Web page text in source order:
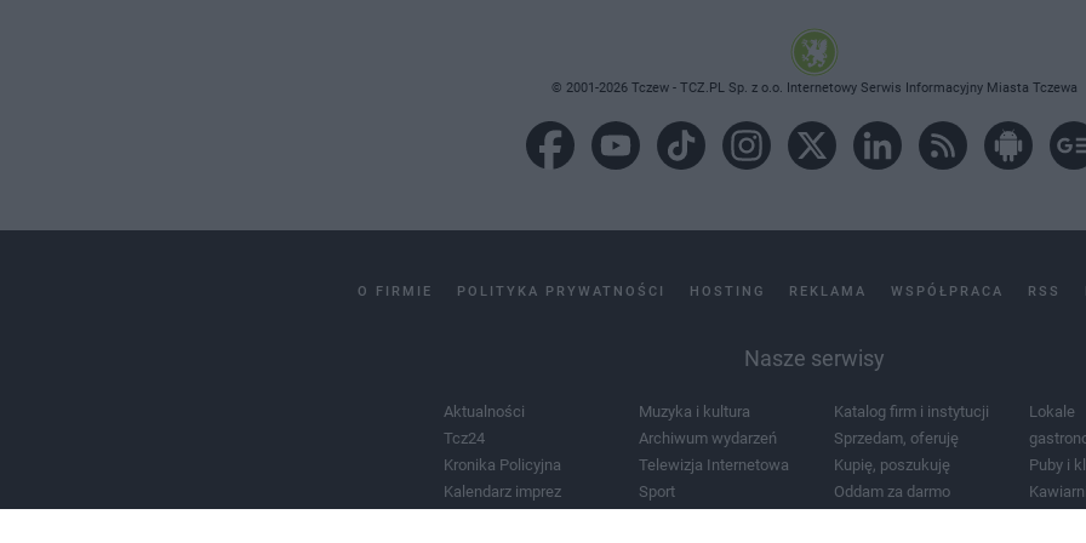
© 2001-2026 Tczew - TCZ.PL Sp. z o.o. Internetowy Serwis Informacyjny Miasta Tczewa
O FIRMIE POLITYKA PRYWATNOŚCI HOSTING REKLAMA WSPÓŁPRACA RSS
Nasze serwisy
Aktualności
Tcz24
Kronika Policyjna
Kalendarz imprez
Muzyka i kultura
Archiwum wydarzeń
Telewizja Internetowa
Sport
Katalog firm i instytucji
Sprzedam, oferuję
Kupię, poszukuję
Oddam za darmo
Lokale
Puby i